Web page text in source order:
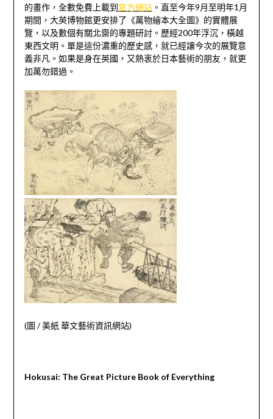
的畫作，全數免費上載到官方網站。直至今年9月至明年1 月
期間，大英博物館更安排了《萬物繪本大全圖》的實體展
覽，以及數個有關北齋的專題研討。歷經200年浮沉，橫越
東西文明。單是這份濃重的歷史感，就已經讓今次的展覽意
義非凡。如果是身在英國，又熱衷於日本藝術的朋友，就更
加萬勿錯過。
(圖 /美紙 華文藝術資訊網站)
Hokusai: The Great Picture Book of Everything